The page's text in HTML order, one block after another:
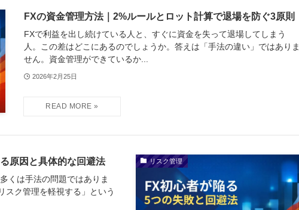
FXの資金管理方法｜2%ルールとロット計算で退場を防ぐ3原則
FXで利益を出し続けている人と、すぐに資金を失って退場してしまう
人。この差はどこにあるのでしょうか。答えは「手法の違い」ではありま
せん。資金管理ができているか...
2026年2月25日
リスク管理
原因と具体的な回避法
くは手法の問題ではありま
スク管理を軽視する」という